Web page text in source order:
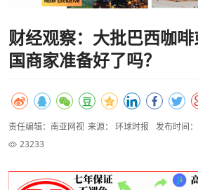
财经观察：大批巴西咖
国商家准备好了吗？
责任编辑：南亚网视 来源： 环球时报
发布时间
23233